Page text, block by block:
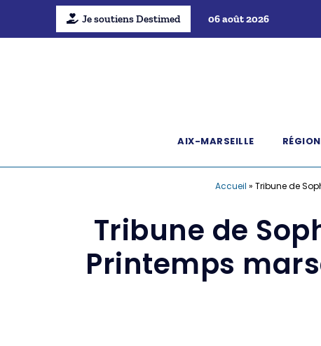
Je soutiens Destimed 06 août 2026
AIX-MARSEILLE
Accueil » Tribune de
Tribune de
Printemps